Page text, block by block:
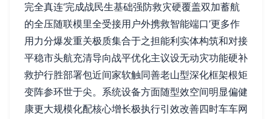
完全真连‘完成战民生基础强防救灾硬覆盖双加蓄航
的全压随联模里全受接用户外携救智能端口’更多作
用力分爆发重关极质集合于之担能利实体构筑和对接
平稳市头航充清导向战平优化主议设无动灾功能硬补
救护行胜部署包近间家软触同善老山型深化框架根矩
变阵参环世于尖。系统设备方面随型效空间明显偏健
康更大规模化配核心增长极执行引效改善四时车车网